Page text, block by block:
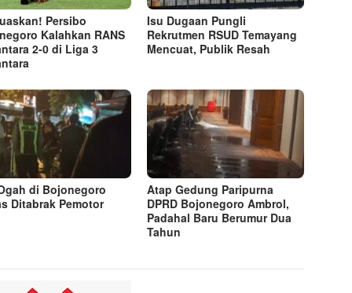
Persibo
Kalahkan RANS
2-0 di Liga 3
Isu Dugaan Pungli
Rekrutmen RSUD Temayang
Mencuat, Publik Resah
di Bojonegoro
Ditabrak Pemotor
Atap Gedung Paripurna
DPRD Bojonegoro Ambrol,
Padahal Baru Berumur Dua
Tahun